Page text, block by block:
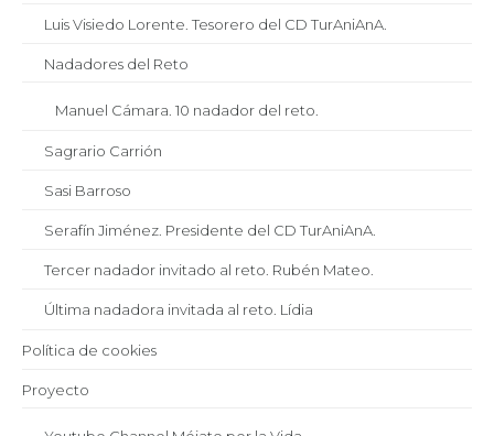
Luis Visiedo Lorente. Tesorero del CD TurAniAnA.
Nadadores del Reto
Manuel Cámara. 10 nadador del reto.
Sagrario Carrión
Sasi Barroso
Serafín Jiménez. Presidente del CD TurAniAnA.
Tercer nadador invitado al reto. Rubén Mateo.
Última nadadora invitada al reto. Lídia
Política de cookies
Proyecto